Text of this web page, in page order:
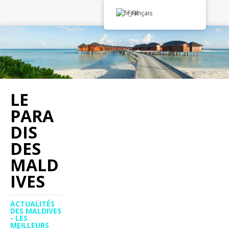
LE
PARA
DIS
DES
MALD
IVES
ACTUALITÉS
DES MALDIVES
- LES
MEILLEURS
Français